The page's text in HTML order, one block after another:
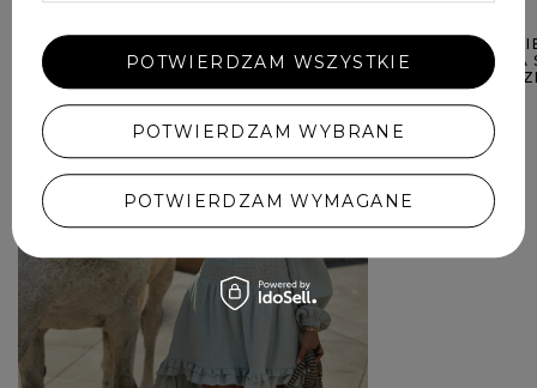
RADMILA -
WIĄZANIEM NA
BUTELKOWEJ
769,00 ZŁ
POTWIERDZAM WYBRANE
POTWIERDZAM WYMAGANE
POTWIERDZAM WSZYSTKIE